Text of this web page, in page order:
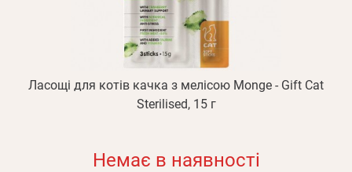
Ласощі для котів качка з мелісою Monge - Gift Cat
Sterilised, 15 г
Немає в наявності